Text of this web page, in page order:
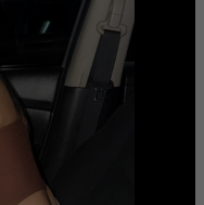
de nuestras
están